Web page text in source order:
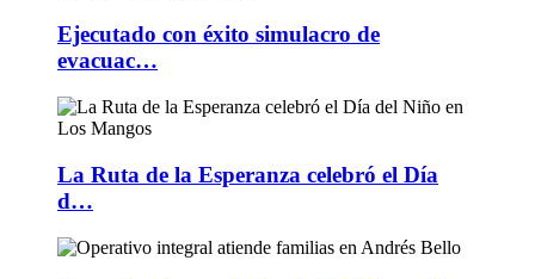
Ejecutado con éxito simulacro de
evacuac…
La Ruta de la Esperanza celebró el Día
d…